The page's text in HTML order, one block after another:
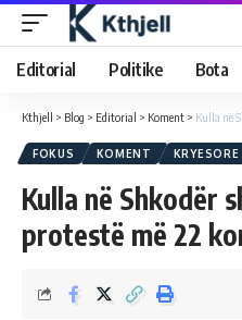
Editorial Politike Bota
Kthjell > Blog > Editorial > Koment > Kulla në
FOKUS KOMENT KRYESORE
Kulla në Shkodër
protestë më 22